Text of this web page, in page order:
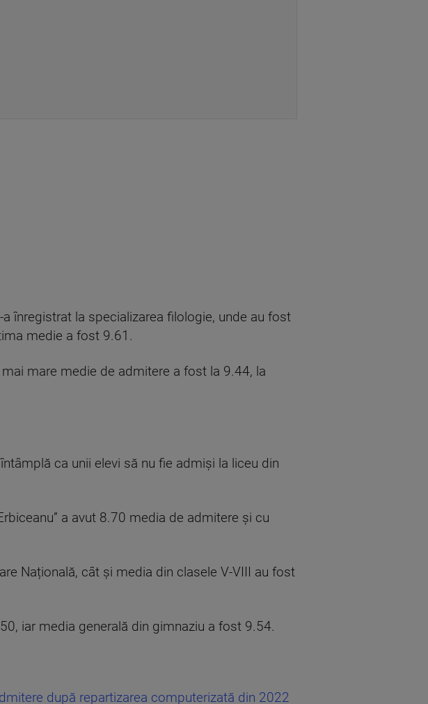
înregistrat la specializarea filologie, unde au fost
medie a fost 9.61.
mare medie de admitere a fost la 9.44, la
ca unii elevi să nu fie admiși la liceu din
a avut 8.70 media de admitere și cu
Națională, cât și media din clasele V-VIII au fost
iar media generală din gimnaziu a fost 9.54.
după repartizarea computerizată din 2022